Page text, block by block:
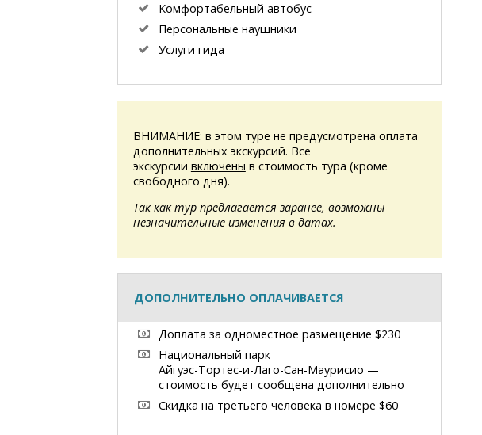
Комфортабельный автобус
Персональные наушники
Услуги гида
ВНИМАНИЕ: в этом туре не предусмотрена оплата
дополнительных экскурсий. Все
экскурсии включены в стоимость тура (кроме
свободного дня).
Так как тур предлагается заранее, возможны
незначительные изменения в датах.
ДОПОЛНИТЕЛЬНО ОПЛАЧИВАЕТСЯ
Доплата за одноместное размещение $230
Национальный парк
Айгуэс-Тортес-и-Лаго-Сан-Маурисио —
стоимость будет сообщена дополнительно
Скидка на третьего человека в номере $60